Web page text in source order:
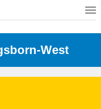
West